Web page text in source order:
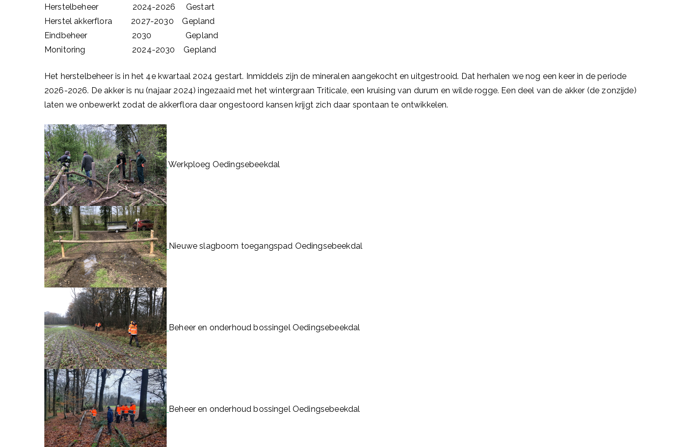
Herstelbeheer 2024-2026 Gestart
Herstel akkerflora 2027-2030 Gepland
Eindbeheer 2030 Gepland
Monitoring 2024-2030 Gepland
Het herstelbeheer is in het 4e kwartaal 2024 gestart. Inmiddels zijn de mineralen aangekocht en uitgestrooid. Dat herhalen we nog een keer in de periode
2026-2026. De akker is nu (najaar 2024) ingezaaid met het wintergraan Triticale, een kruising van durum en wilde rogge. Een deel van de akker (de zonzijde)
laten we onbewerkt zodat de akkerflora daar ongestoord kansen krijgt zich daar spontaan te ontwikkelen.
Werkploeg Oedingsebeekdal
Nieuwe slagboom toegangspad Oedingsebeekdal
Beheer en onderhoud bossingel Oedingsebeekdal
Beheer en onderhoud bossingel Oedingsebeekdal